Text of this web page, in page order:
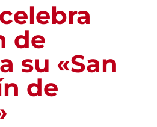
de
su «San
de